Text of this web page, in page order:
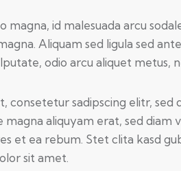
id malesuada arcu
Aliquam sed ligula sed
odio arcu aliquet metus,
consetetur sadipscing elitr,
aliquyam erat, sed diam
et ea rebum. Stet clita kasd
sit amet.